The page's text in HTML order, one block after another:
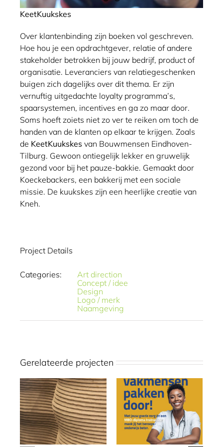
KeetKuukskes
Over klantenbinding zijn boeken vol geschreven.
Hoe hou je een opdrachtgever, relatie of andere
stakeholder betrokken bij jouw bedrijf, product of
organisatie. Leveranciers van relatiegeschenken
buigen zich dagelijks over dit thema. Er zijn
vernuftig uitgedachte loyalty programma’s,
spaarsystemen, incentives en ga zo maar door.
Soms hoeft zoiets niet zo ver te reiken om toch de
handen van de klanten op elkaar te krijgen. Zoals
de KeetKuukskes van Bouwmensen Eindhoven-
Tilburg. Gewoon ontiegelijk lekker en gruwelijk
gezond voor bij het pauze-bakkie. Gemaakt door
Koeckebackers, een bakkerij met een sociale
missie. De kuukskes zijn een heerlijke creatie van
Kneh.
Project Details
Categories:
Art direction
Concept / idee
Design
Logo / merk
Naamgeving
Gerelateerde projecten